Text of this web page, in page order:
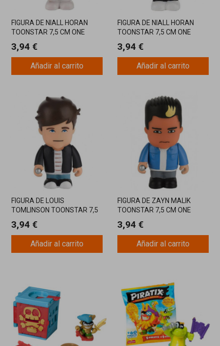
FIGURA DE NIALL HORAN
TOONSTAR 7,5 CM ONE
3,94 €
Añadir al carrito
FIGURA DE NIALL HORAN
TOONSTAR 7,5 CM ONE
3,94 €
Añadir al carrito
FIGURA DE LOUIS
TOMLINSON TOONSTAR 7,5
3,94 €
Añadir al carrito
FIGURA DE ZAYN MALIK
TOONSTAR 7,5 CM ONE
3,94 €
Añadir al carrito